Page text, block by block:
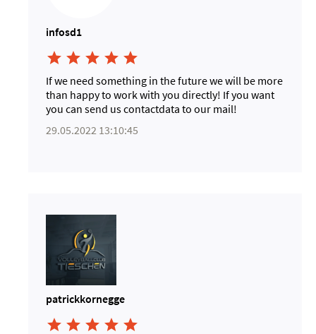
infosd1
    
If we need something in the future we will be more
than happy to work with you directly! If you want
you can send us contactdata to our mail!
29.05.2022 13:10:45
patrickkornegge
    